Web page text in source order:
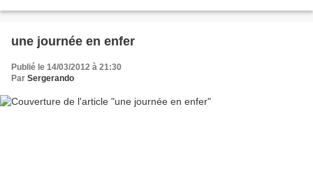
une journée en enfer
Publié le 14/03/2012 à 21:30
Par Sergerando